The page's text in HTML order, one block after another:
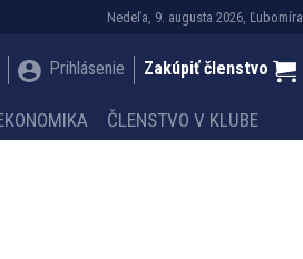
Nedeľa, 9. augusta 2026, Ľubomíra
Prihlásenie Zakúpiť členstvo
ČLENSTVO V KLUBE